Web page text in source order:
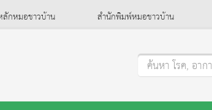
ลักหมอชาวบ้าน สำนักพิมพ์หมอชาวบ้าน
ค้นหา โรค, อาก